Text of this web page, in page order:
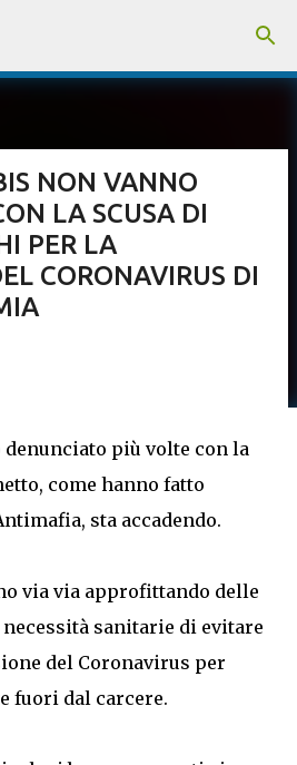
NON VANNO
LA SCUSA DI
PER LA
CORONAVIRUS DI
denunciato più volte con la
come hanno fatto
sta accadendo.
via via approfittando delle
sanitarie di evitare
del Coronavirus per
fuori dal carcere.